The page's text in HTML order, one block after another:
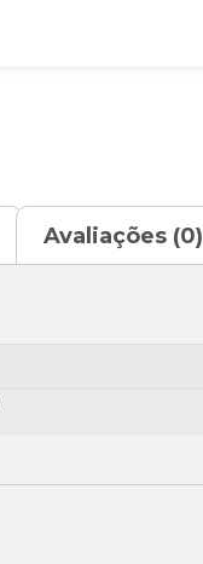
Avaliações (0)